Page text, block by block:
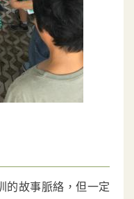
的故事脈絡，但一定